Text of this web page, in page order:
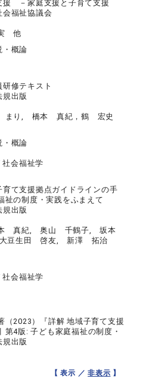
援 －家庭支援と子育て支援
会福祉協議会
他
・概論
修テキスト
規出版
まり, 橋本 真紀，鶴 宏史
・概論
会福祉学
て支援拠点ガイドラインの手
の制度・実践をふまえて
規出版
本 真紀, 奥山 千鶴子, 坂本
豆生田 啓友, 新澤 拓治
会福祉学
（2023）『詳解 地域子育て支援
第4版: 子ども家庭福祉の制度・
規出版
【 表示 ／非表示 】